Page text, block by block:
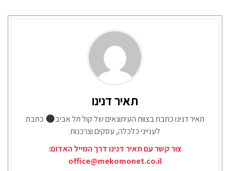
תאיר דנינו
תאיר דנינו כתבת בצוות העיתונאים של קול תל אביב
כתבת
לענייני כלכלה, עסקים וצרכנות
צור קשר עם תאיר דנינו דרך המייל האדום:
office@mekomonet.co.il